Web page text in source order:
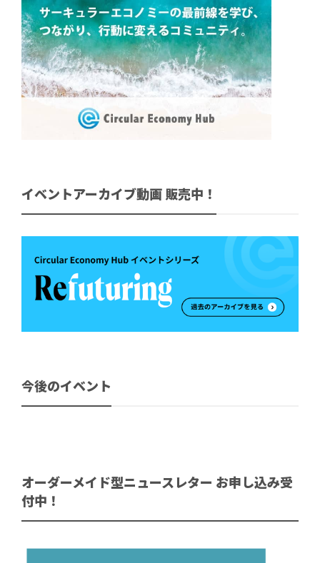
イベントアーカイブ動画 販売中！
今後のイベント
オーダーメイド型ニュースレター お申し込み受
付中！